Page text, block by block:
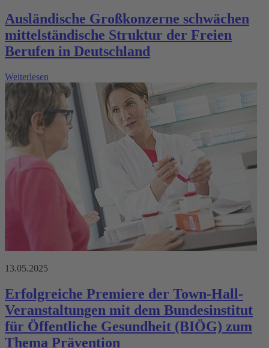
Ausländische Großkonzerne schwächen
mittelständische Struktur der Freien
Berufen in Deutschland
Weiterlesen
13.05.2025
Erfolgreiche Premiere der Town-Hall-
Veranstaltungen mit dem Bundesinstitut
für Öffentliche Gesundheit (BIÖG) zum
Thema Prävention